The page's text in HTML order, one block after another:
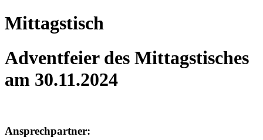
Mittagstisch
Adventfeier des Mittagstisches
am 30.11.2024
Ansprechpartner: